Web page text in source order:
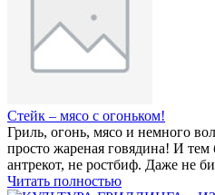
Стейк – мясо с огоньком!
Гриль, огонь, мясо и немного
просто жареная говядина! И тем
антрекот, не ростбиф. Даже не
Читать полностью